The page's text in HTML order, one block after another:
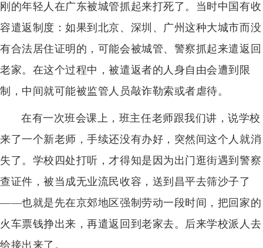
刚的年轻人在广东被城管抓起来打死了。当时中国有收
容遣返制度：如果到北京、深圳、广州这种大城市而没
有合法居住证明的，可能会被城管、警察抓起来遣返回
老家。在这个过程中，被遣返者的人身自由会遭到限
制，中间就可能被监管人员敲诈勒索或者虐待。
在有一次班会课上，班主任老师跟我们讲，说学校
来了一个新老师，手续还没有办好，突然间这个人就消
失了。学校四处打听，才得知是因为出门逛街遇到警察
查证件，被当成无业流民收容，送到昌平去筛沙子了
——也就是先在京郊地区强制劳动一段时间，把回家的
火车票钱挣出来，再遣返回到老家去。后来学校派人去
给接出来了。